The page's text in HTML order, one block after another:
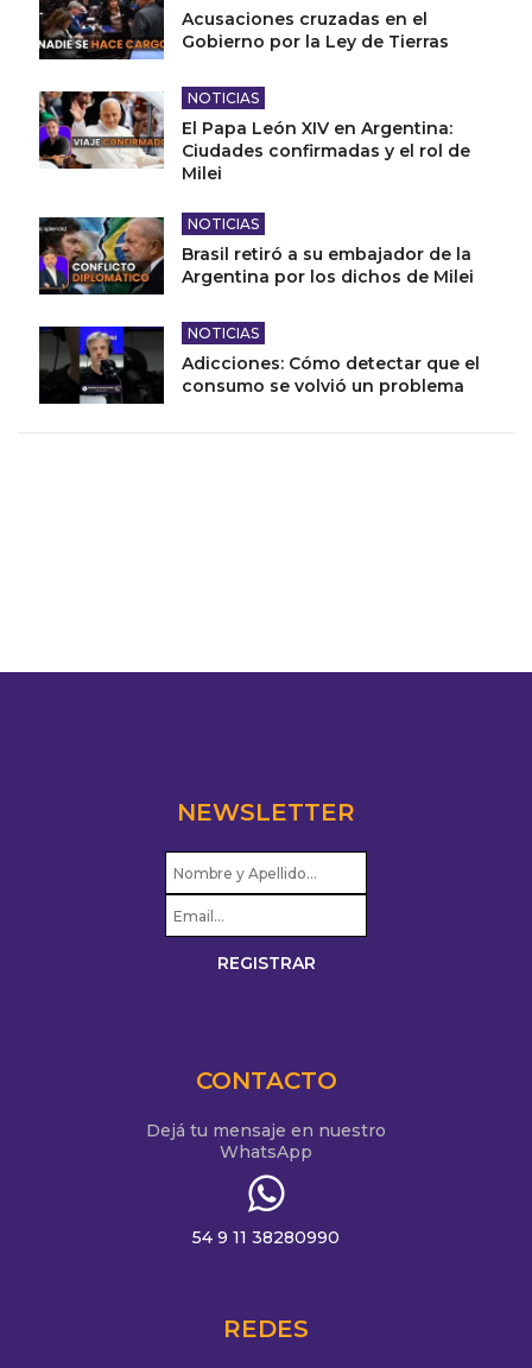
Acusaciones cruzadas en el
Gobierno por la Ley de Tierras
NOTICIAS
El Papa León XIV en Argentina:
Ciudades confirmadas y el rol de
Milei
NOTICIAS
Brasil retiró a su embajador de la
Argentina por los dichos de Milei
NOTICIAS
Adicciones: Cómo detectar que el
consumo se volvió un problema
NEWSLETTER
CONTACTO
Dejá tu mensaje en nuestro
WhatsApp
54 9 11 38280990
REDES